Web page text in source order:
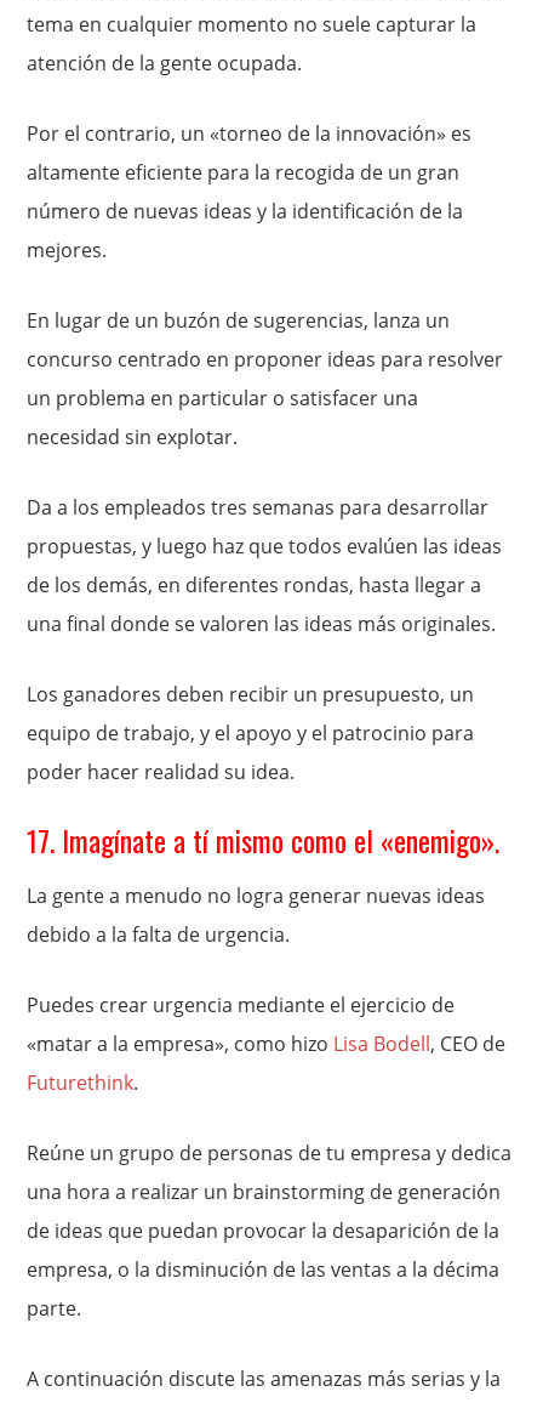
tema en cualquier momento no suele capturar la
atención de la gente ocupada.
Por el contrario, un «torneo de la innovación» es
altamente eficiente para la recogida de un gran
número de nuevas ideas y la identificación de la
mejores.
En lugar de un buzón de sugerencias, lanza un
concurso centrado en proponer ideas para resolver
un problema en particular o satisfacer una
necesidad sin explotar.
Da a los empleados tres semanas para desarrollar
propuestas, y luego haz que todos evalúen las ideas
de los demás, en diferentes rondas, hasta llegar a
una final donde se valoren las ideas más originales.
Los ganadores deben recibir un presupuesto, un
equipo de trabajo, y el apoyo y el patrocinio para
poder hacer realidad su idea.
17. Imagínate a tí mismo como el «enemigo».
La gente a menudo no logra generar nuevas ideas
debido a la falta de urgencia.
Puedes crear urgencia mediante el ejercicio de
«matar a la empresa», como hizo Lisa Bodell, CEO de
Futurethink.
Reúne un grupo de personas de tu empresa y dedica
una hora a realizar un brainstorming de generación
de ideas que puedan provocar la desaparición de la
empresa, o la disminución de las ventas a la décima
parte.
A continuación discute las amenazas más serias y la